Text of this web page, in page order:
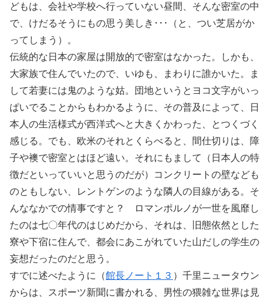
どもは、会社や学校へ行っていない昼間、そんな密室の中
で、けだるそうにもの思う美しき･･･（と、つい芝居がか
ってしまう）。
伝統的な日本の家屋は開放的で密室はなかった。しかも、
大家族で住んでいたので、いゆも、まわりに誰かいた。ま
して若妻には鬼のような姑。団地というとヨコ文字がいっ
ぱいでることからもわかるように、その普及によって、日
本人の生活様式が西洋式へと大きくかわった、とつくづく
感じる。でも、欧米のそれとくらべると、間仕切りは、障
子や襖で密室とはほど遠い。それにもまして（日本人の特
徴だといっていいと思うのだが）コンクリートの壁なども
のともしない、レントゲンのような隣人の目線がある。そ
んななかでの情事ですと？ ロマンポルノが一世を風靡し
たのは七〇年代のはじめだから、それは、旧態依然とした
寮や下宿に住んで、都会にあこがれていた山だしの学生の
妄想だったのだと思う。
すでに述べたように（館長ノート１３ ）千里ニュータウン
からは、スポーツ新聞に書かれる、男性の猥雑な世界は見